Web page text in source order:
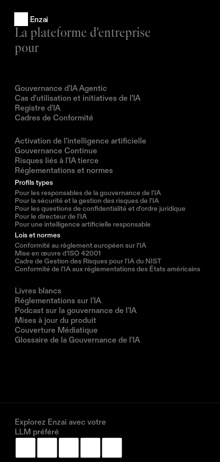
Enzai
La plateforme d'entreprise
pour
Gouvernance d'IA Agentic
Cas d'utilisation et initiatives de l'IA
Registre d'IA
Cadres de Conformité
Activation de l'intelligence artificielle
Gouvernance Continue
Risques liés à l'IA tierce
Réglementations et normes
Profils types
Pour les responsables de la gouvernance de l'IA
Pour la sécurité et la gestion des risques de l'IA
Pour les questions de confidentialité et d'ordre juridique
Pour le directeur de l'IA
Pour une intelligence artificielle responsable
Lois et normes
Conformité au règlement européen sur l'IA
Mise en œuvre d’ISO 42001
Cadre de Gestion des Risques pour l'IA du NIST
Conformité de l'IA aux réglementations des États américains
Livres blancs
Réglementations sur l'IA
Podcast sur la gouvernance de l'IA
Mises à jour du produit
Couverture Médiatique
Glossaire de la Gouvernance de l'IA
Explorez Enzai avec votre
LLM préféré